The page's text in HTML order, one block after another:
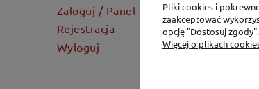
Zaloguj / Panel klienta
Rejestracja
Wyloguj
Pliki cookies i
zaakceptować
opcję "Dostosuj zgody".
Więcej o plikach